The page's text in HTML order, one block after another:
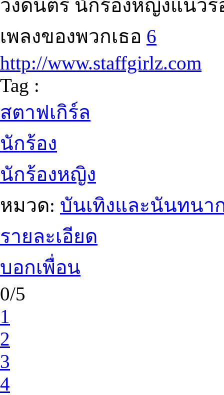
วงดนตรี นักร้องหญิงแนว
เพลงของพวกเธอ 6
http://www.staffgirlz.com
Tag :
สตาฟเกิร์ล
นักร้อง
นักร้องหญิง
หมวด: บันเทิงและนันทนา
รายละเอียด
บอกเพื่อน
0/5
1
2
3
4